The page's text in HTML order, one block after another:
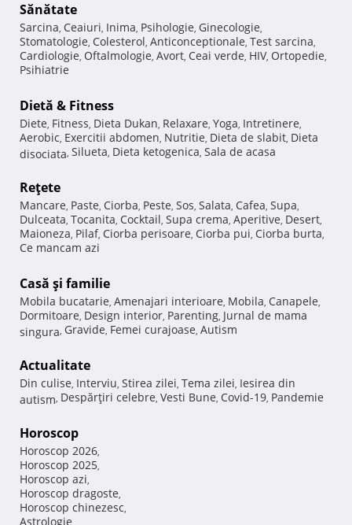
Sănătate
Sarcina, Ceaiuri, Inima, Psihologie, Ginecologie,
Stomatologie, Colesterol, Anticonceptionale, Test sarcina,
Cardiologie, Oftalmologie, Avort, Ceai verde, HIV, Ortopedie,
Psihiatrie
Dietă & Fitness
Diete, Fitness, Dieta Dukan, Relaxare, Yoga, Intretinere,
Aerobic, Exercitii abdomen, Nutritie, Dieta de slabit, Dieta
disociata, Silueta, Dieta ketogenica, Sala de acasa
Reţete
Mancare, Paste, Ciorba, Peste, Sos, Salata, Cafea, Supa,
Dulceata, Tocanita, Cocktail, Supa crema, Aperitive, Desert,
Maioneza, Pilaf, Ciorba perisoare, Ciorba pui, Ciorba burta,
Ce mancam azi
Casă şi familie
Mobila bucatarie, Amenajari interioare, Mobila, Canapele,
Dormitoare, Design interior, Parenting, Jurnal de mama
singura, Gravide, Femei curajoase, Autism
Actualitate
Din culise, Interviu, Stirea zilei, Tema zilei, Iesirea din
autism, Despărţiri celebre, Vesti Bune, Covid-19, Pandemie
Horoscop
Horoscop 2026,
Horoscop 2025,
Horoscop azi,
Horoscop dragoste,
Horoscop chinezesc,
Astrologie